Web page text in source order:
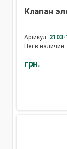
Клапан
Артикул: 2103-
Нет в наличии
грн.